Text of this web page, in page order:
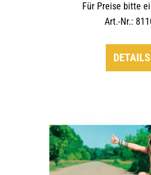
Für Preise bitte
Art.-Nr.:
DETAILS